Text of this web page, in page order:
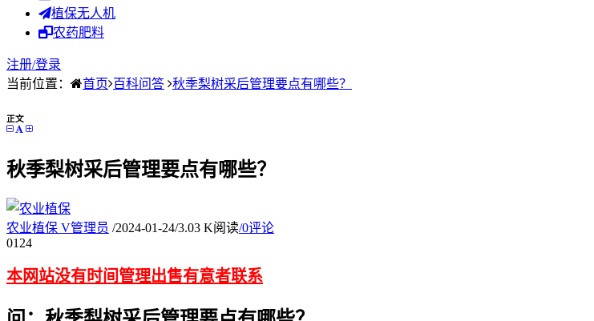
植保无人机
农药肥料
注册/登录
当前位置：
首页 百科问答 秋季梨树采后管理要点有哪些？
正文
秋季梨树采后管理要点有哪些？
农业植保 V管理员 /2024-01-24/3.03 K阅读/0评论
01 24
本网站没有时间管理出售有意者联系